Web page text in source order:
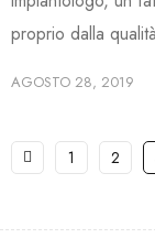
proprio dalla
AGOSTO 28, 2019
1 2